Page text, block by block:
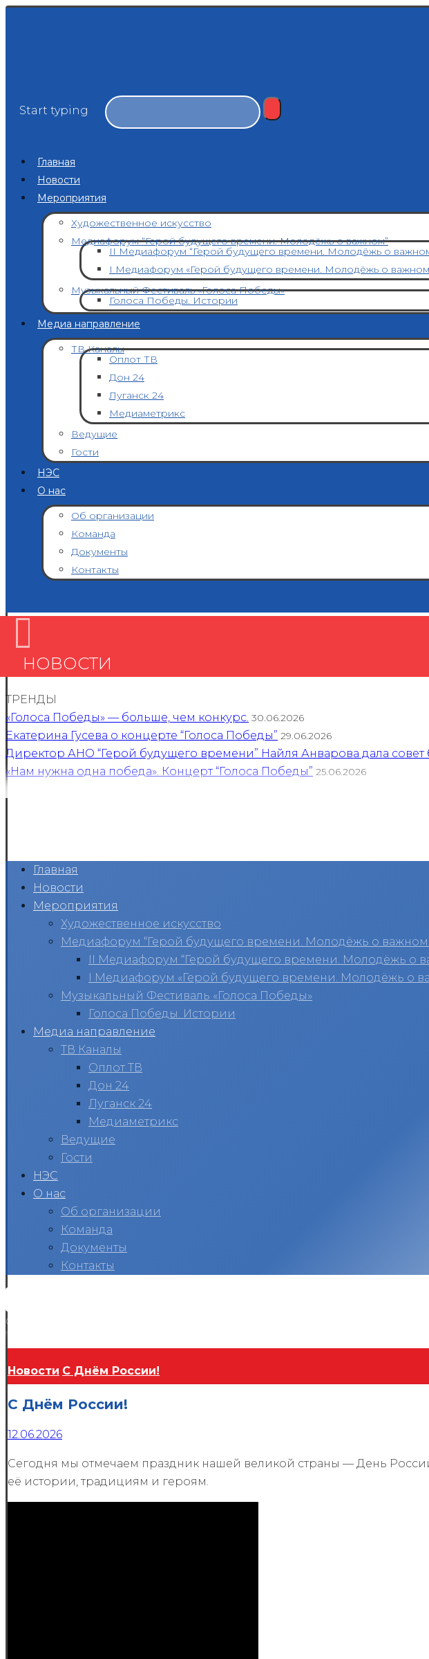
Start typing
Главная
Новости
Мероприятия
Художественное искусство
Медиафорум “Герой будущего времени. Молодёжь о важном”
II Медиафорум “Герой будущего времени. Молодёжь о
I Медиафорум «Герой будущего времени. Молодёжь о
Музыкальный Фестиваль «Голоса Победы»
Голоса Победы. Истории
Медиа направление
ТВ Каналы
Оплот ТВ
Дон 24
Луганск 24
Медиаметрикс
Ведущие
Гости
НЭС
О нас
Об организации
Команда
Документы
Контакты
НОВОСТИ
ТРЕНДЫ
«Голоса Победы» — больше, чем конкурс. 30.06.2026
Екатерина Гусева о концерте “Голоса Победы” 29.06.2026
Директор АНО “Герой будущего времени” Найля Анварова дала совет
«Нам нужна одна победа». Концерт “Голоса Победы” 25.06.2026
Главная
Новости
Мероприятия
Художественное искусство
Медиафорум “Герой будущего времени. Молодёжь о
II Медиафорум “Герой будущего времени. Молодёжь о
I Медиафорум «Герой будущего времени. Молодёжь о
Музыкальный Фестиваль «Голоса Победы»
Голоса Победы. Истории
Медиа направление
ТВ Каналы
Оплот ТВ
Дон 24
Луганск 24
Медиаметрикс
Ведущие
Гости
НЭС
О нас
Об организации
Команда
Документы
Контакты
Copyright © 2026
Новости С Днём России!
С Днём России!
12.06.2026
Сегодня мы отмечаем праздник нашей великой страны — День
её истории, традициям и героям.